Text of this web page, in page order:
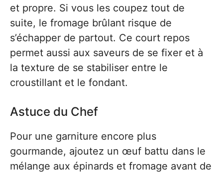
et propre. Si vous les coupez tout de
suite, le fromage brûlant risque de
s’échapper de partout. Ce court repos
permet aussi aux saveurs de se fixer et à
la texture de se stabiliser entre le
croustillant et le fondant.
Astuce du Chef
Pour une garniture encore plus
gourmande, ajoutez un œuf battu dans le
mélange aux épinards et fromage avant de